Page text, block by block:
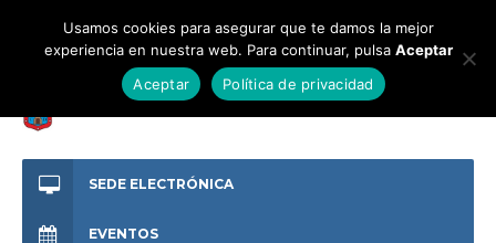
SEDE ELECTRÓNICA
EVENTOS
Usamos cookies para asegurar que te damos la mejor
experiencia en nuestra web. Para continuar, pulsa Aceptar
Aceptar
Política de privacidad